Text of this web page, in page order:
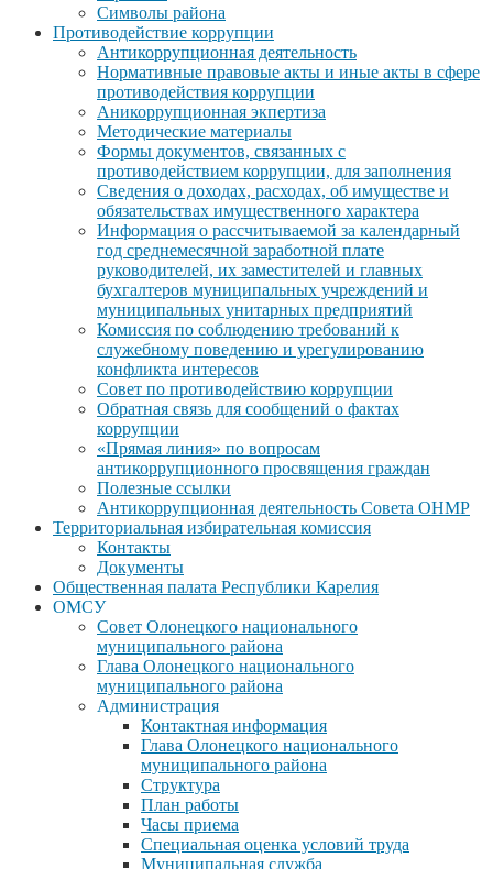
Символы района
Противодействие коррупции
Антикоррупционная деятельность
Нормативные правовые акты и иные акты в сфере
противодействия коррупции
Аникоррупционная экпертиза
Методические материалы
Формы документов, связанных с
противодействием коррупции, для заполнения
Сведения о доходах, расходах, об имуществе и
обязательствах имущественного характера
Информация о рассчитываемой за календарный
год среднемесячной заработной плате
руководителей, их заместителей и главных
бухгалтеров муниципальных учреждений и
муниципальных унитарных предприятий
Комиссия по соблюдению требований к
служебному поведению и урегулированию
конфликта интересов
Совет по противодействию коррупции
Обратная связь для сообщений о фактах
коррупции
«Прямая линия» по вопросам
антикоррупционного просвящения граждан
Полезные ссылки
Антикоррупционная деятельность Совета ОНМР
Территориальная избирательная комиссия
Контакты
Документы
Общественная палата Республики Карелия
ОМСУ
Совет Олонецкого национального
муниципального района
Глава Олонецкого национального
муниципального района
Администрация
Контактная информация
Глава Олонецкого национального
муниципального района
Структура
План работы
Часы приема
Специальная оценка условий труда
Муниципальная служба